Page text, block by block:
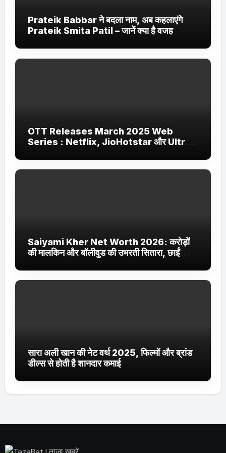
Prateik Babbar ने बदला नाम, अब कहलाएंगे
Prateik Smita Patil – जानें क्या है वजह
OTT Releases March 2025 Web
Series : Netflix, JioHotstar और Ultra
Saiyami Kher Net Worth 2026: करोड़ों
की मालकिन और बॉलीवुड की उभरती सितारा, छाईं
सारा अली खान की नेट वर्थ 2025, फिल्मों और ब्रांड
डील्स से होती है शानदार कमाई